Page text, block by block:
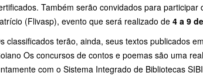
Também serão convidados para
(Flivasp), evento que será realizado de 4 a 9
classificados terão, ainda, seus textos publicados
Os concursos de contos e poemas são uma
com o Sistema Integrado de Bibliotecas